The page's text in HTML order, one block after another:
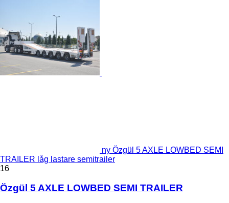
ny Özgül 5 AXLE LOWBED SEMI
TRAILER låg lastare semitrailer
16
Özgül 5 AXLE LOWBED SEMI TRAILER